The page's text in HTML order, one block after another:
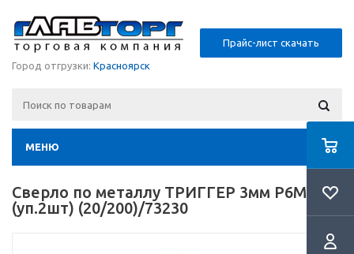
Прайс-лист скачать
Город отгрузки: Красноярск
МЕНЮ
Сверло по металлу ТРИГГЕР 3мм Р6М5
(уп.2шт) (20/200)/73230